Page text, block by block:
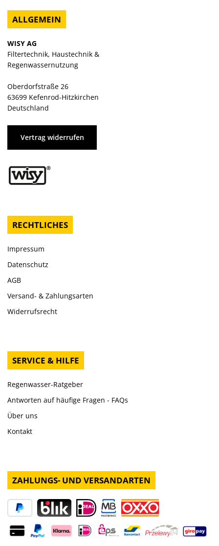
ALLGEMEIN
WISY AG
Filtertechnik, Haustechnik &
Regenwassernutzung
Oberdorfstraße 26
63699 Kefenrod-Hitzkirchen
Deutschland
Vertrag widerrufen
RECHTLICHES
Impressum
Datenschutz
AGB
Versand- & Zahlungsarten
Widerrufsrecht
SERVICE & HILFE
Regenwasser-Ratgeber
Antworten auf häufige Fragen - FAQs
Über uns
Kontakt
ZAHLUNGS- UND VERSANDARTEN